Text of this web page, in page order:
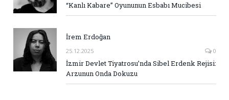
“Kanlı Kabare” Oyununun Esbabı Mucibesi
İrem Erdoğan
25.12.2025 0
İzmir Devlet Tiyatrosu’nda Sibel Erdenk Rejisi:
Arzunun Onda Dokuzu